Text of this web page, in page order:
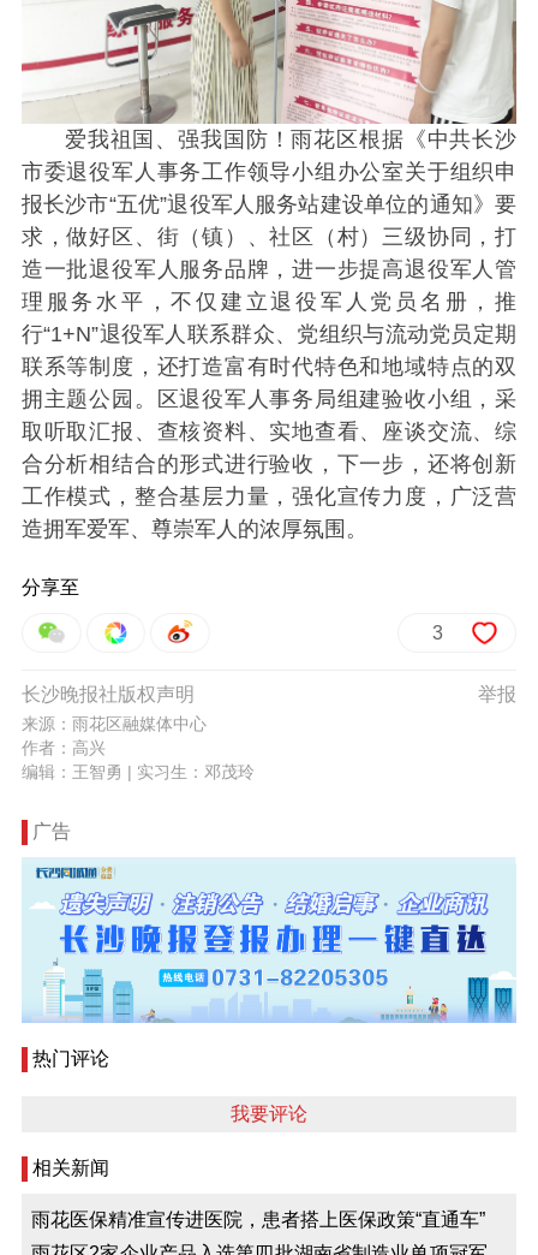
爱我祖国、强我国防！雨花区根据《中共长沙
市委退役军人事务工作领导小组办公室关于组织申
报长沙市“五优”退役军人服务站建设单位的通知》要
求，做好区、街（镇）、社区（村）三级协同，打
造一批退役军人服务品牌，进一步提高退役军人管
理服务水平，不仅建立退役军人党员名册，推
行“1+N”退役军人联系群众、党组织与流动党员定期
联系等制度，还打造富有时代特色和地域特点的双
拥主题公园。区退役军人事务局组建验收小组，采
取听取汇报、查核资料、实地查看、座谈交流、综
合分析相结合的形式进行验收，下一步，还将创新
工作模式，整合基层力量，强化宣传力度，广泛营
造拥军爱军、尊崇军人的浓厚氛围。
分享至
3
举报
长沙晚报社版权声明
来源：雨花区融媒体中心
作者：高兴
编辑：王智勇 | 实习生：邓茂玲
广告
热门评论
我要评论
相关新闻
雨花医保精准宣传进医院，患者搭上医保政策“直通车”